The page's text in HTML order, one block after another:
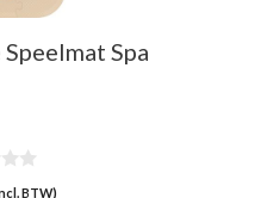
Spa
BTW)